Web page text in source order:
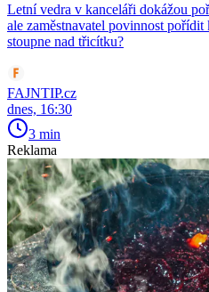
Letní vedra v kanceláři dokážou
ale zaměstnavatel povinnost
stoupne nad třicítku?
FAJNTIP.cz
dnes, 16:30
3 min
Reklama